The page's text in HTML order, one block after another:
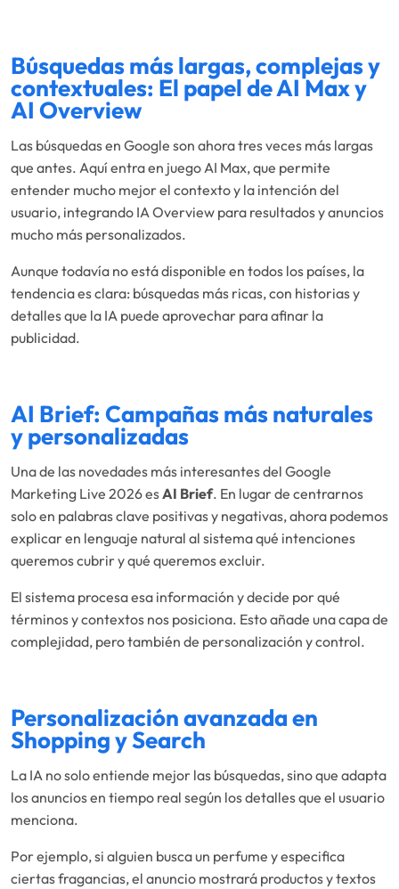
Búsquedas más largas, complejas y
contextuales: El papel de AI Max y
AI Overview
Las búsquedas en Google son ahora tres veces más largas
que antes. Aquí entra en juego AI Max, que permite
entender mucho mejor el contexto y la intención del
usuario, integrando IA Overview para resultados y anuncios
mucho más personalizados.
Aunque todavía no está disponible en todos los países, la
tendencia es clara: búsquedas más ricas, con historias y
detalles que la IA puede aprovechar para afinar la
publicidad.
AI Brief: Campañas más naturales
y personalizadas
Una de las novedades más interesantes del Google
Marketing Live 2026 esAI Brief. En lugar de centrarnos
solo en palabras clave positivas y negativas, ahora podemos
explicar en lenguaje natural al sistema qué intenciones
queremos cubrir y qué queremos excluir.
El sistema procesa esa información y decide por qué
términos y contextos nos posiciona. Esto añade una capa de
complejidad, pero también de personalización y control.
Personalización avanzada en
Shopping y Search
La IA no solo entiende mejor las búsquedas, sino que adapta
los anuncios en tiempo real según los detalles que el usuario
menciona.
Por ejemplo, si alguien busca un perfume y especifica
ciertas fragancias, el anuncio mostrará productos y textos